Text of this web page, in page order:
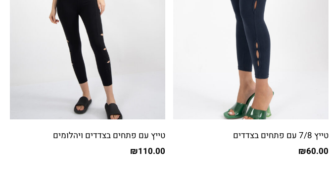
טייץ 7/8 עם פתחים בצדדים
₪60.00
טייץ עם פתחים בצדדים ויהלומים
₪110.00